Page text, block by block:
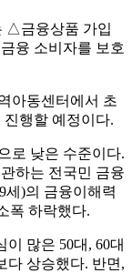
△금융상품 가입
융 소비자를 보호
아동센터에서 초
행할 예정이다.
로 낮은 수준이다.
하는 전국민 금융
세)의 금융이해력
폭 하락했다.
많은 50대, 60대
다 상승했다. 반면,